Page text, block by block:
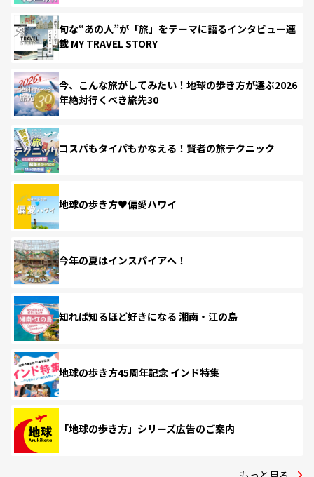
旬な“あの人”が「旅」をテーマに語るインタビュー連
載 MY TRAVEL STORY
今、こんな旅がしてみたい！地球の歩き方が選ぶ2026
年絶対行くべき旅先30
コスパもタイパもかなえる！賢者の旅テクニック
地球の歩き方♥偏愛ハワイ
今年の夏はインスパイアへ！
知れば知るほど好きになる 湘南・江の島
地球の歩き方45周年記念 インド特集
「地球の歩き方」シリーズ広告のご案内